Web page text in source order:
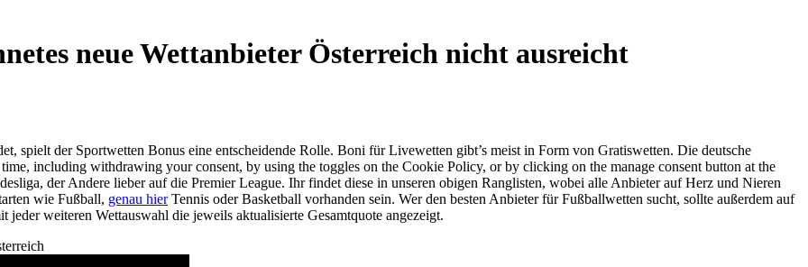
neue Wettanbieter Österreich nicht ausreicht
spielt der Sportwetten Bonus eine entscheidende Rolle. Boni für Livewetten gibt’s meist in Form von Gratiswetten. Die deutsche
including withdrawing your consent, by using the toggles on the Cookie Policy, or by clicking on the manage consent button at the
der Andere lieber auf die Premier League. Ihr findet diese in unseren obigen Ranglisten, wobei alle Anbieter auf Herz und Nieren
wie Fußball, genau hierTennis oder Basketball vorhanden sein. Wer den besten Anbieter für Fußballwetten sucht, sollte außerdem auf
weiteren Wettauswahl die jeweils aktualisierte Gesamtquote angezeigt.